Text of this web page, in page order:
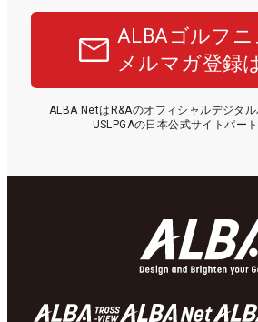
ALBAゴルフニ
メルマガ登録
ALBA NetはR&Aのオフィシャルデジタ
USLPGAの日本公式サイトパート